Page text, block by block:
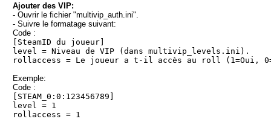
Ajouter des VIP:
- Ouvrir le fichier "multivip_auth.ini".
- Suivre le formatage suivant:
Code :
[SteamID du joueur]
level = Niveau de VIP (dans multivip_levels.ini).
rollaccess = Le joueur a t-il accès au roll (1=Oui,
Exemple:
Code :
[STEAM_0:0:123456789]
level = 1
rollaccess = 1